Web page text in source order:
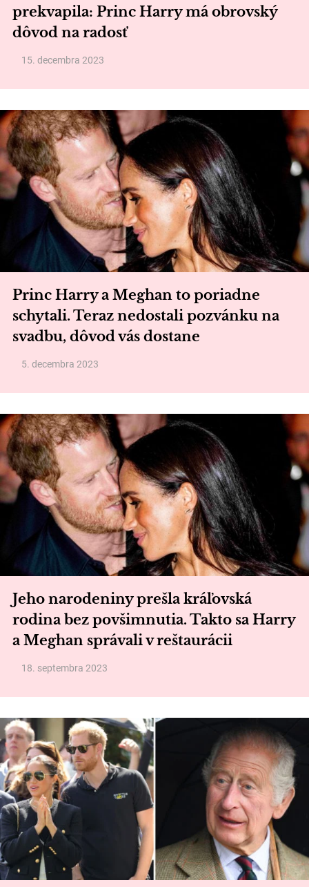
prekvapila: Princ Harry má obrovský
dôvod na radosť
15. decembra 2023
Princ Harry a Meghan to poriadne
schytali. Teraz nedostali pozvánku na
svadbu, dôvod vás dostane
5. decembra 2023
Jeho narodeniny prešla kráľovská
rodina bez povšimnutia. Takto sa Harry
a Meghan správali v reštaurácii
18. septembra 2023